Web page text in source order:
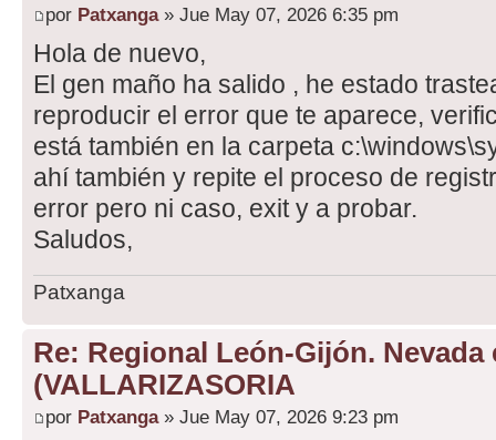
por Patxanga» Jue May 07, 2026 6:35 pm
Hola de nuevo,
El gen maño ha salido , he estado
reproducir el error que te aparece,
está también en la carpeta
ahí también y repite el proceso de
error pero ni caso, exit y a probar.
Saludos,
Patxanga
Re: Regional León-Gijón. Nevada
(VALLARIZASORIA
por Patxanga» Jue May 07, 2026 9:23 pm